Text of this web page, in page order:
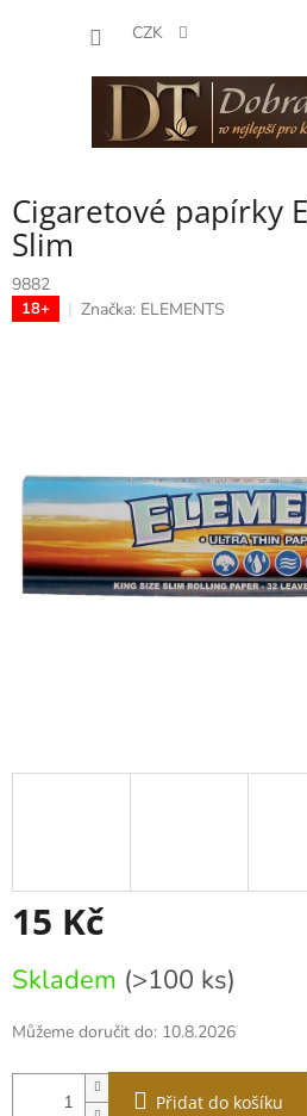
CZK
Cigaretové papírky
Slim
9882
18+ Značka: ELEMENTS
15 Kč
cena:
Skladem (>100 ks)
Můžeme doručit do: 10.8.2026
Přidat do košíku